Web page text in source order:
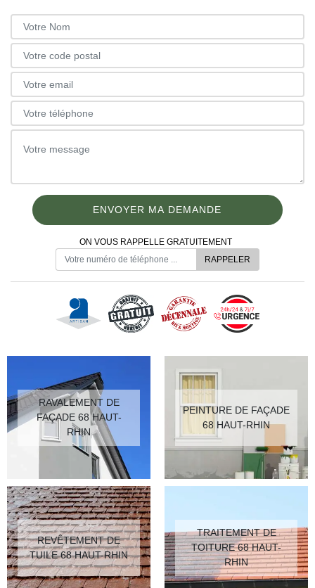
ON VOUS RAPPELLE GRATUITEMENT
RAVALEMENT DE
FAÇADE 68 HAUT-
RHIN
PEINTURE DE FAÇADE
68 HAUT-RHIN
REVÊTEMENT DE
TUILE 68 HAUT-RHIN
TRAITEMENT DE
TOITURE 68 HAUT-
RHIN